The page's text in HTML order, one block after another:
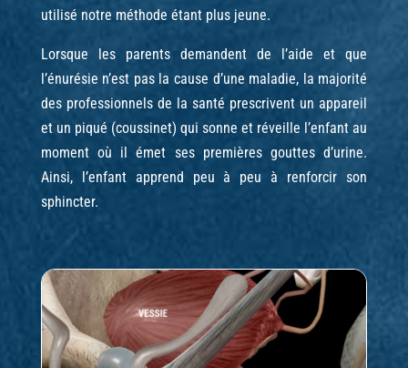
utilisé notre méthode étant plus jeune.
Lorsque les parents demandent de l’aide et que
l’énurésie n’est pas la cause d’une maladie, la majorité
des professionnels de la santé prescrivent un appareil
et un piqué (coussinet) qui sonne et réveille l’enfant au
moment où il émet ses premières gouttes d’urine.
Ainsi, l’enfant apprend peu à peu à renforcir son
sphincter.